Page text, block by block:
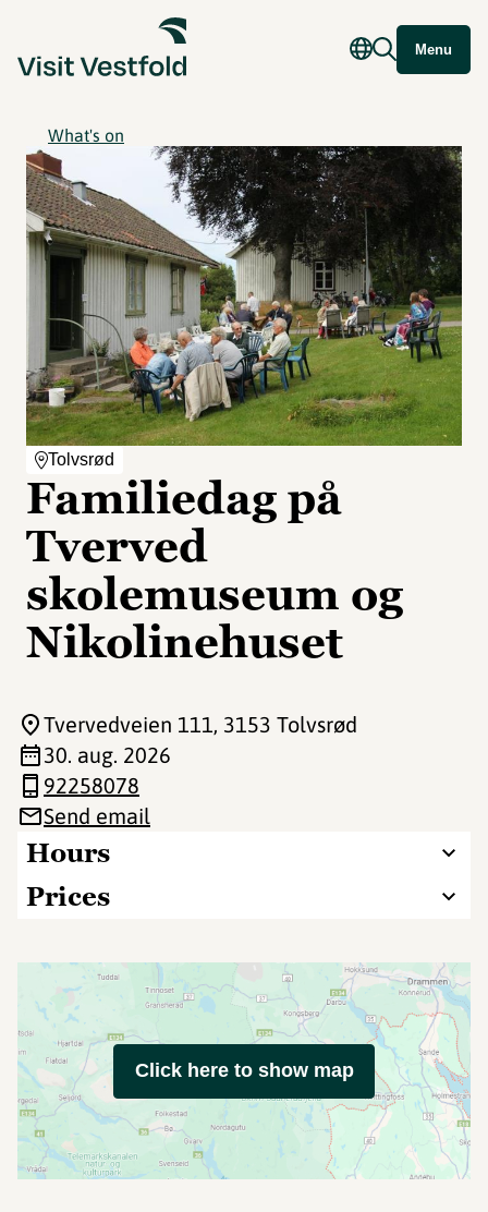
Menu
What's on
Tolvsrød
Familiedag på
Tverved
skolemuseum og
Nikolinehuset
Hours
Prices
Tvervedveien 111, 3153 Tolvsrød
30. aug. 2026
92258078
Send email
Click here to show map